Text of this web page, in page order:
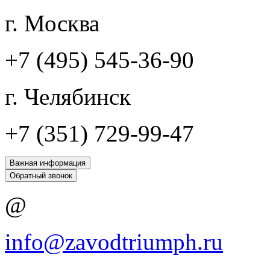
г. Москва
+7 (495) 545-36-90
г. Челябинск
+7 (351) 729-99-47
Важная информация
Обратный звонок
@
info@zavodtriumph.ru